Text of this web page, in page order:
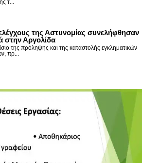
τ...
της Αστυνομίας συνελήφθησαν
στην Αργολίδα
της πρόληψης και της καταστολής εγκληματικών
πρ...